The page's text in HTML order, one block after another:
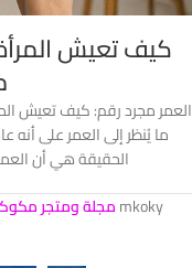
كيف تعيش
العمر مجرد رقم: كيف تعيش
ما يُنظر إلى العمر على
الحقيقة هي أن
mkokyمجلة ومتجر